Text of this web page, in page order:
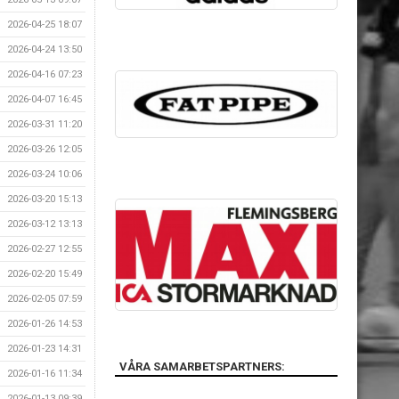
2026-04-25 18:07
2026-04-24 13:50
2026-04-16 07:23
2026-04-07 16:45
2026-03-31 11:20
2026-03-26 12:05
2026-03-24 10:06
2026-03-20 15:13
2026-03-12 13:13
2026-02-27 12:55
2026-02-20 15:49
2026-02-05 07:59
2026-01-26 14:53
2026-01-23 14:31
2026-01-16 11:34
VÅRA SAMARBETSPARTNERS: